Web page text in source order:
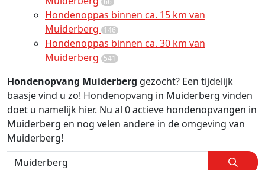
Hondenoppas binnen ca. 15 km van
Muiderberg 146
Hondenoppas binnen ca. 30 km van
Muiderberg 541
Hondenopvang Muiderberg gezocht? Een tijdelijk
baasje vind u zo! Hondenopvang in Muiderberg vinden
doet u namelijk hier. Nu al 0 actieve hondenopvangen in
Muiderberg en nog velen andere in de omgeving van
Muiderberg!